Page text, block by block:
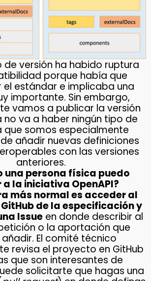
de versión ha habido ruptura
porque había que
el estándar e implicaba una
importante. Sin embargo,
vamos a publicar la versión
no va a haber ningún tipo de
que somos especialmente
añadir nuevas definiciones
con las versiones
anteriores.
una persona física puedo
la iniciativa OpenAPI?
más normal es acceder al
de la especificación y
Issueen donde describir al
o la aportación que
El comité técnico
revisa el proyecto en GitHub
que son interesantes de
solicitarte que hagas una